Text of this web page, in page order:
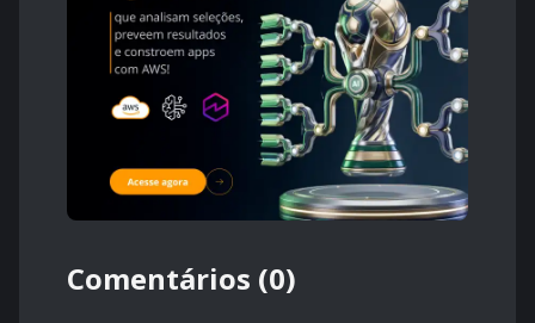
Comentários (0)